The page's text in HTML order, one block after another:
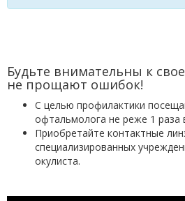
Будьте внимательны к
не прощают ошибок!
С целью профилактики
офтальмолога не реже 1 раза
Приобретайте контактные
специализированных
окулиста.